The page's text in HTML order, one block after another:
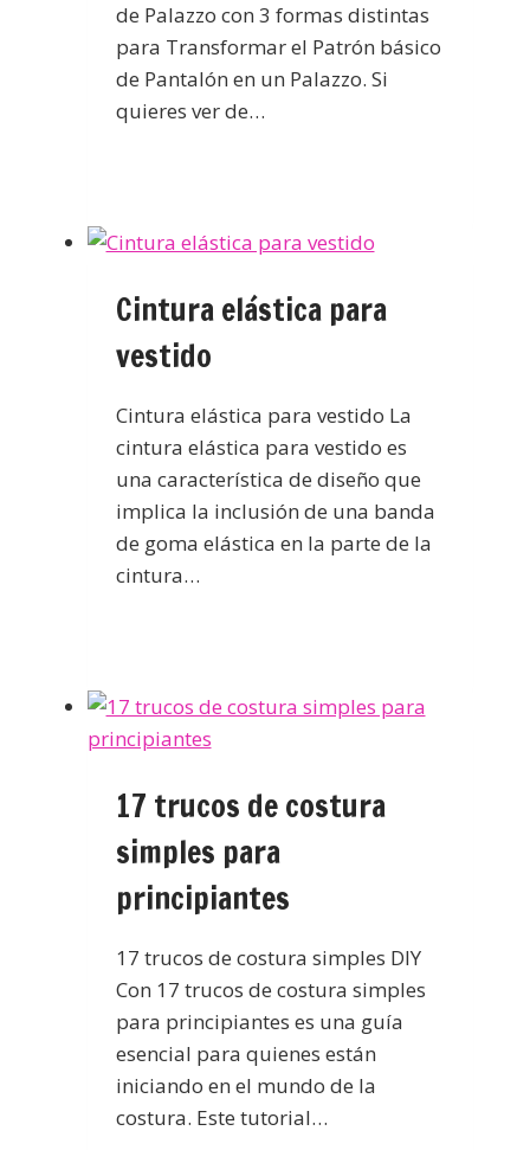
de Palazzo con 3 formas distintas
para Transformar el Patrón básico
de Pantalón en un Palazzo. Si
quieres ver de…
Cintura elástica para
vestido
Cintura elástica para vestido La
cintura elástica para vestido es
una característica de diseño que
implica la inclusión de una banda
de goma elástica en la parte de la
cintura…
17 trucos de costura
simples para
principiantes
17 trucos de costura simples DIY
Con 17 trucos de costura simples
para principiantes es una guía
esencial para quienes están
iniciando en el mundo de la
costura. Este tutorial…